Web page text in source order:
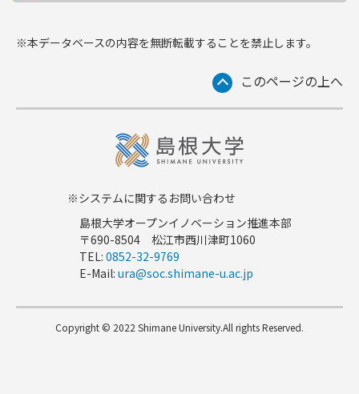
※本データベースの内容を無断転載することを禁止します。
このページの上へ
※システムに関するお問い合わせ
島根大学オープンイノベーション推進本部
〒690-8504 松江市西川津町1060
TEL: 0852-32-9769
E-Mail: ura@soc.shimane-u.ac.jp
Copyright © 2022 Shimane University.All rights Reserved.